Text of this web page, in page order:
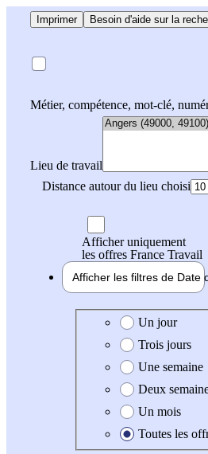
Imprimer Besoin d'aide sur la
Métier, compétence, mot-clé,
Lieu de travail
Distance autour du lieu choisi
Afficher uniquement
les offres France Travail
Afficher les filtres de Date
Date de création de l'offre
Un jour
Trois jours
Une semaine
Deux
Un mois
Toutes les